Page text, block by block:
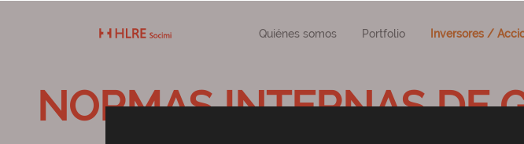
Quiénes somos Portfolio Inversores /
NORMAS INTERNAS DE